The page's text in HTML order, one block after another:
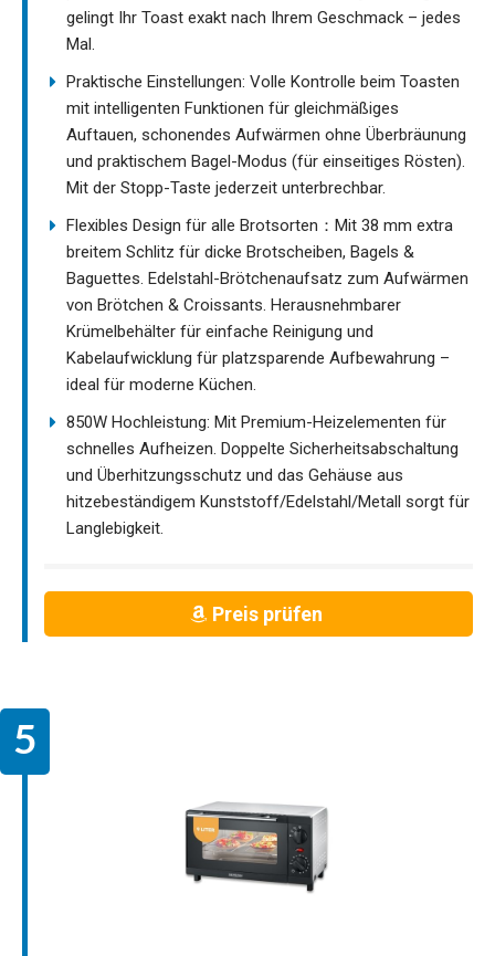
gelingt Ihr Toast exakt nach Ihrem Geschmack – jedes
Mal.
Praktische Einstellungen: Volle Kontrolle beim Toasten
mit intelligenten Funktionen für gleichmäßiges
Auftauen, schonendes Aufwärmen ohne Überbräunung
und praktischem Bagel-Modus (für einseitiges Rösten).
Mit der Stopp-Taste jederzeit unterbrechbar.
Flexibles Design für alle Brotsorten：Mit 38 mm extra
breitem Schlitz für dicke Brotscheiben, Bagels &
Baguettes. Edelstahl-Brötchenaufsatz zum Aufwärmen
von Brötchen & Croissants. Herausnehmbarer
Krümelbehälter für einfache Reinigung und
Kabelaufwicklung für platzsparende Aufbewahrung –
ideal für moderne Küchen.
850W Hochleistung: Mit Premium-Heizelementen für
schnelles Aufheizen. Doppelte Sicherheitsabschaltung
und Überhitzungsschutz und das Gehäuse aus
hitzebeständigem Kunststoff/Edelstahl/Metall sorgt für
Langlebigkeit.
Preis prüfen